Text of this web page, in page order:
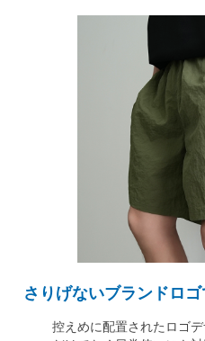
さりげないブランドロ
控えめに配置されたロゴ